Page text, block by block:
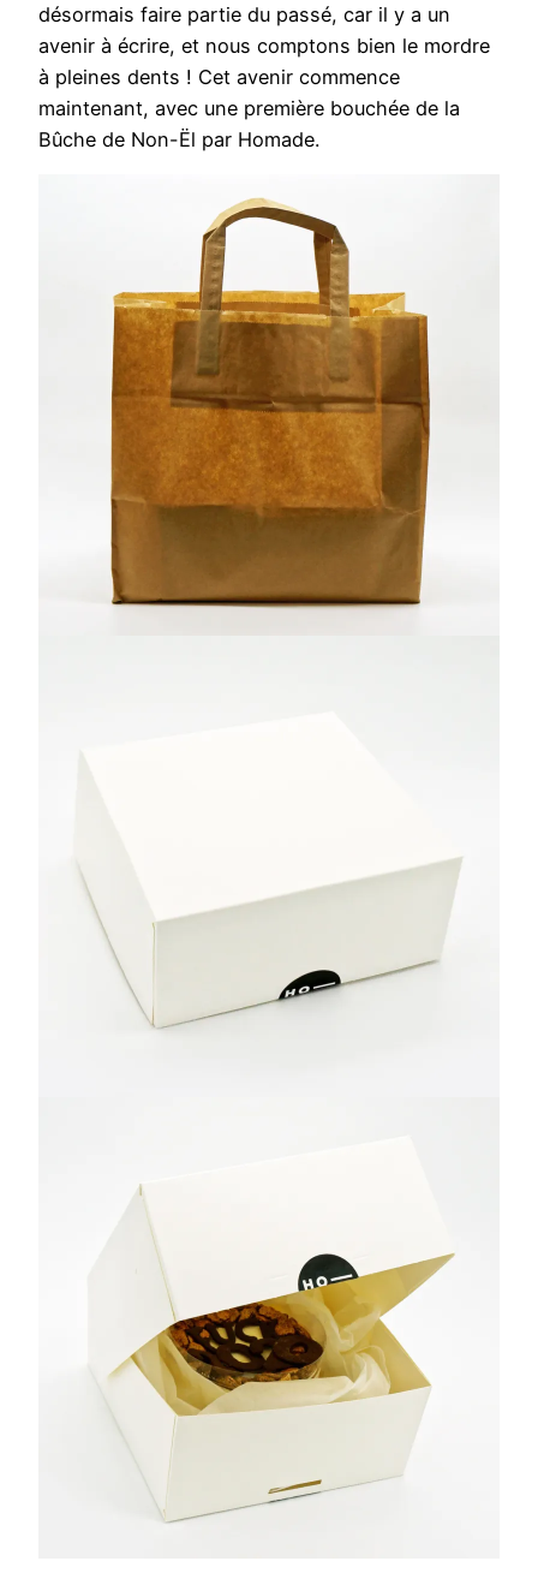
désormais faire partie du passé, car il y a un
avenir à écrire, et nous comptons bien le mordre
à pleines dents ! Cet avenir commence
maintenant, avec une première bouchée de la
Bûche de Non-Ël par Homade.